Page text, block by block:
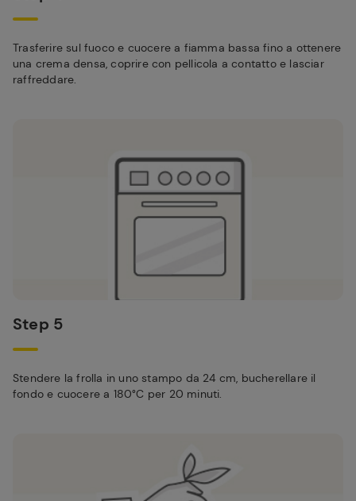
Trasferire sul fuoco e cuocere a fiamma bassa fino a ottenere
una crema densa, coprire con pellicola a contatto e lasciar
raffreddare.
Step 5
Stendere la frolla in uno stampo da 24 cm, bucherellare il
fondo e cuocere a 180°C per 20 minuti.